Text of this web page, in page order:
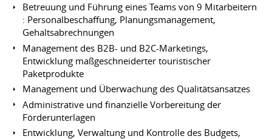
Betreuung und Führung eines Teams von 9 Mitarbeitern
: Personalbeschaffung, Planungsmanagement,
Gehaltsabrechnungen
Management des B2B- und B2C-Marketings,
Entwicklung maßgeschneiderter touristischer
Paketprodukte
Management und Überwachung des Qualitätsansatzes
Administrative und finanzielle Vorbereitung der
Förderunterlagen
Entwicklung, Verwaltung und Kontrolle des Budgets,